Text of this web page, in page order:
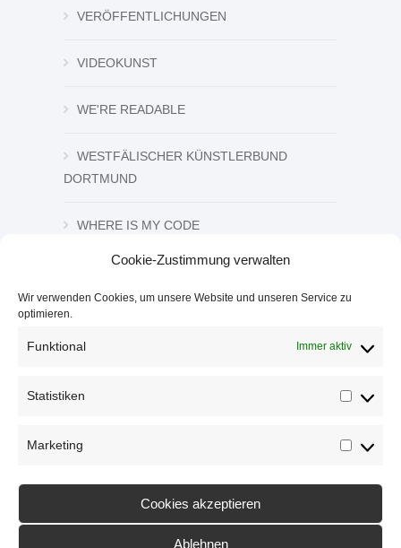
Cookie-Zustimmung verwalten
Wir verwenden Cookies, um unsere Website und unseren Service zu
optimieren.
Funktional Immer aktiv
Statistiken
Marketing
Cookies akzeptieren
Ablehnen
VERÖFFENTLICHUNGEN
VIDEOKUNST
WE'RE READABLE
WESTFÄLISCHER KÜNSTLERBUND
DORTMUND
WHERE IS MY CODE
ZEICHNUNG UND GRAFIK